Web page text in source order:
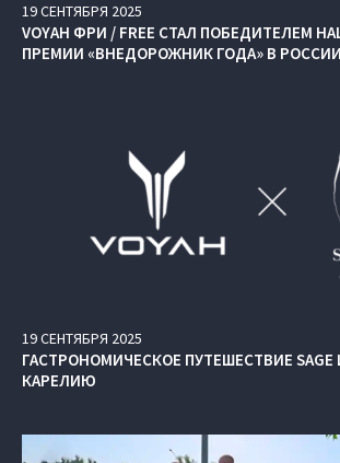
19СЕНТЯБРЯ 2025
VOYAH ФРИ / FREE СТАЛ ПОБЕДИТЕЛЕМ
ПРЕМИИ «ВНЕДОРОЖНИК ГОДА» В РОССИИ
19СЕНТЯБРЯ 2025
ГАСТРОНОМИЧЕСКОЕ ПУТЕШЕСТВИЕ SAGE
КАРЕЛИЮ